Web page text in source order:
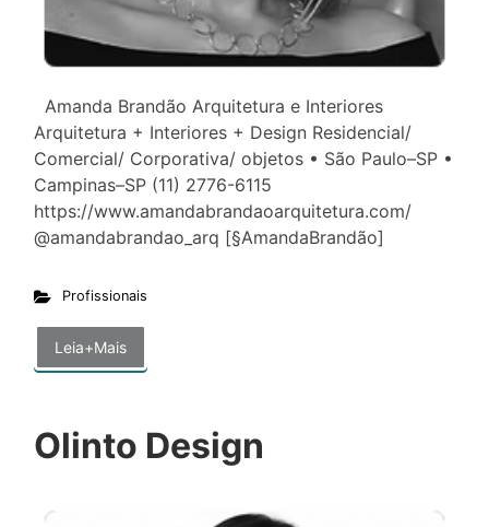
Amanda Brandão Arquitetura e Interiores
Arquitetura + Interiores + Design Residencial/
Comercial/ Corporativa/ objetos • São Paulo–SP •
Campinas–SP (11) 2776-6115
https://www.amandabrandaoarquitetura.com/
@amandabrandao_arq [§AmandaBrandão]
Profissionais
Leia+Mais
Olinto Design